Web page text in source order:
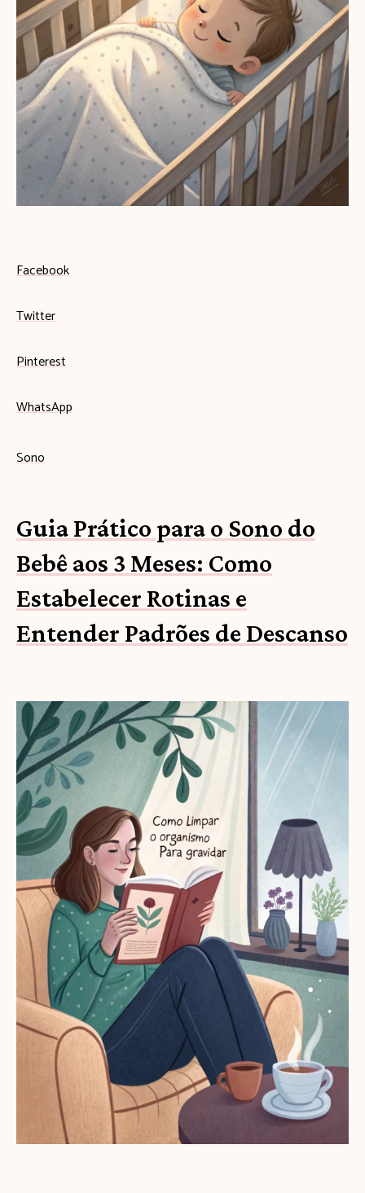
Facebook
Twitter
Pinterest
WhatsApp
Sono
Guia Prático para o Sono do
Bebê aos 3 Meses: Como
Estabelecer Rotinas e
Entender Padrões de Descanso